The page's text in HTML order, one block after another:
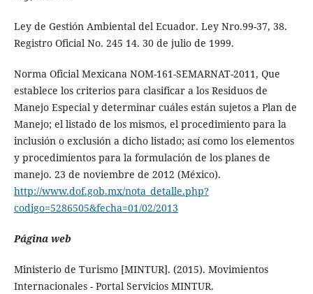
Ley de Gestión Ambiental del Ecuador. Ley Nro.99-37, 38.
Registro Oficial No. 245 14. 30 de julio de 1999.
Norma Oficial Mexicana NOM-161-SEMARNAT-2011, Que
establece los criterios para clasificar a los Residuos de
Manejo Especial y determinar cuáles están sujetos a Plan de
Manejo; el listado de los mismos, el procedimiento para la
inclusión o exclusión a dicho listado; así como los elementos
y procedimientos para la formulación de los planes de
manejo. 23 de noviembre de 2012 (México).
http://www.dof.gob.mx/nota_detalle.php?
codigo=5286505&fecha=01/02/2013
Página web
Ministerio de Turismo [MINTUR]. (2015). Movimientos
Internacionales - Portal Servicios MINTUR.